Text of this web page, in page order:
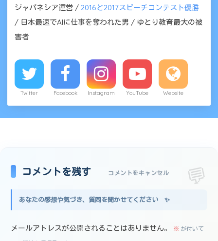
ジャパネシア運営 / 2016と2017スピーチコンテスト優勝
/ 日本最速でAIに仕事を奪われた男 / ゆとり教育最大の被
害者
Twitter Facebook Instagram YouTube Website
コメントを残す コメントをキャンセル
メールアドレスが公開されることはありません。 ※ が付いて